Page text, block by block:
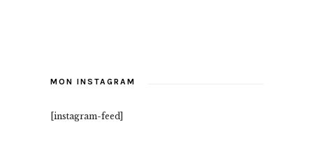
MON INSTAGRAM
[instagram-feed]